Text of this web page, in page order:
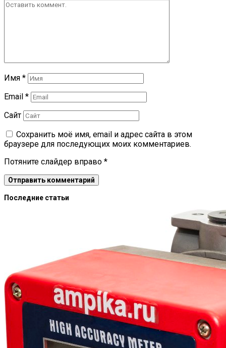
Имя *
Email *
Сайт
Сохранить моё имя, email и адрес сайта в этом
браузере для последующих моих комментариев.
Потяните слайдер вправо *
Последние статьи